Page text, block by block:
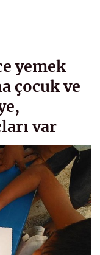
yemek
çocuk ve
var